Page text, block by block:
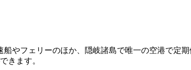
やフェリーのほか、隠岐諸島で唯一の空港で定
きます。